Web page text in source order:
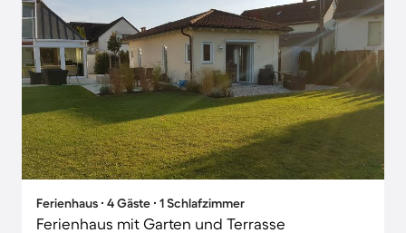
Ferienhaus ∙ 4 Gäste ∙ 1 Schlafzimmer
Ferienhaus mit Garten und Terrasse